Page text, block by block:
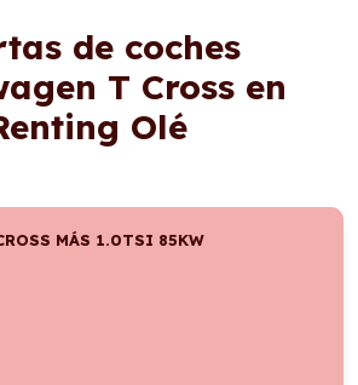
de coches
T Cross en
Olé
MÁS 1.0TSI 85KW